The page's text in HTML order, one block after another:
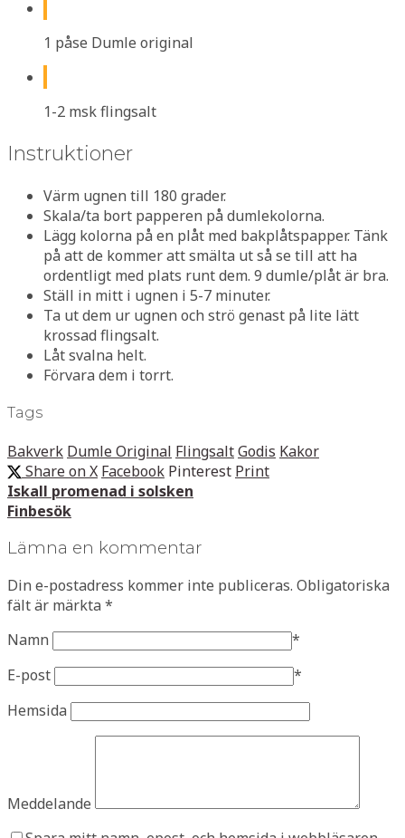
1 påse Dumle original
1-2 msk flingsalt
Instruktioner
Värm ugnen till 180 grader.
Skala/ta bort papperen på dumlekolorna.
Lägg kolorna på en plåt med bakplåtspapper. Tänk
på att de kommer att smälta ut så se till att ha
ordentligt med plats runt dem. 9 dumle/plåt är bra.
Ställ in mitt i ugnen i 5-7 minuter.
Ta ut dem ur ugnen och strö genast på lite lätt
krossad flingsalt.
Låt svalna helt.
Förvara dem i torrt.
Tags
Bakverk Dumle Original FlingsaltGodis Kakor
Share on X Facebook Pinterest Print
Iskall promenad i solsken
Finbesök
Lämna en kommentar
Din e-postadress kommer inte publiceras. Obligatoriska
fält är märkta *
Namn
*
E-post
*
Hemsida
Meddelande